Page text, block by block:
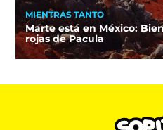
MIENTRAS TANTO
Marte está en México:
rojas de Pacula